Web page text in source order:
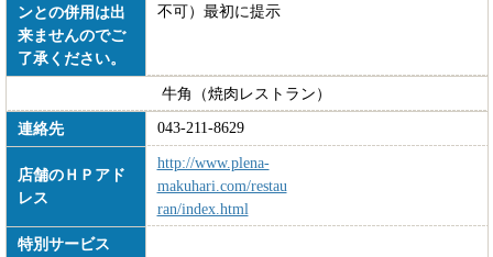
ンとの併用は出
来ませんのでご
了承ください。
不可）最初に提示
牛角（焼肉レストラン）
連絡先
043-211-8629
店舗のＨＰアド
レス
http://www.plena-
makuhari.com/restau
ran/index.html
特別サービス